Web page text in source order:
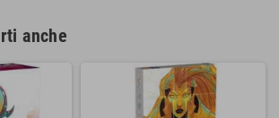
anche